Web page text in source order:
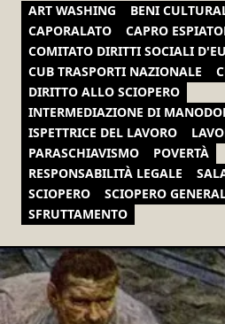
ART WASHING BENI
CAPORALATO
CAPRO
COMITATO DIRITTI SOCIALI
CUB TRASPORTI NAZIONALE
DIRITTO ALLO SCIOPERO
INTERMEDIAZIONE DI
ISPETTRICE DEL LAVORO
PARASCHIAVISMO
POVERTÀ
RESPONSABILITÀ LEGALE
SCIOPERO
SCIOPERO
SFRUTTAMENTO